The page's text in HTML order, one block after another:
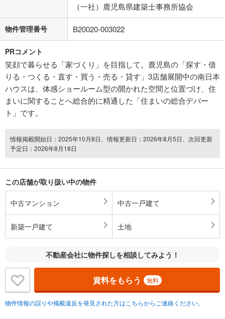
（一社）鹿児島県建築士事務所協会
物件管理番号 B20020-003022
PRコメント
笑顔で暮らせる「家づくり」を目指して。鹿児島の「探す・借
りる・つくる・直す・買う・売る・貸す」3店舗展開中の南日本
ハウスは、体感ショールーム型の開かれた空間と位置づけ、住
まいに関することへ総合的に精通した「住まいの総合デパー
ト」です。
情報掲載開始日：2025年10月8日、情報更新日：2026年8月5日、次回更新
予定日：2026年8月18日
この店舗が取り扱い中の物件
中古マンション 中古一戸建て
新築一戸建て 土地
不動産会社に物件探しを相談してみよう！
資料をもらう 無料
物件情報の誤りや掲載違反を発見された方はこちらからご連絡ください。